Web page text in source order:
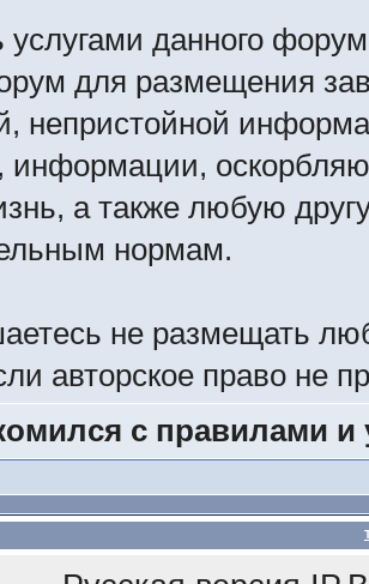
услугами данного
для размещения
непристойной
информации,
а также любую
нормам.
не размещать
авторское право не
с правилами